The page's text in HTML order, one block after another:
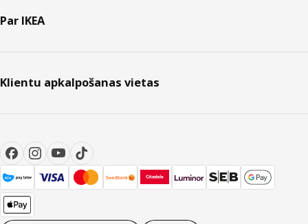
Par IKEA
Klientu apkalpošanas vietas